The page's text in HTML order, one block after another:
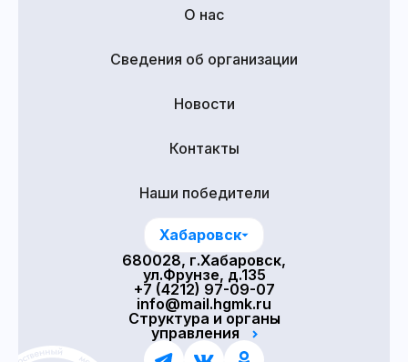
О нас
Сведения об организации
Новости
Контакты
Наши победители
Хабаровск
680028, г.Хабаровск,
ул.Фрунзе, д.135
+7 (4212) 97-09-07
info@mail.hgmk.ru
Структура и органы
управления